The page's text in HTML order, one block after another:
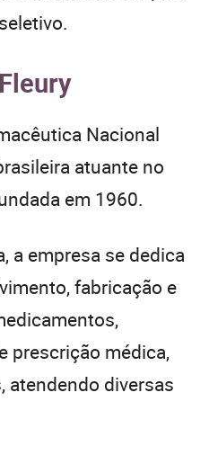
Nacional
atuante no
em 1960.
a empresa se dedica
fabricação e
prescrição médica,
atendendo diversas